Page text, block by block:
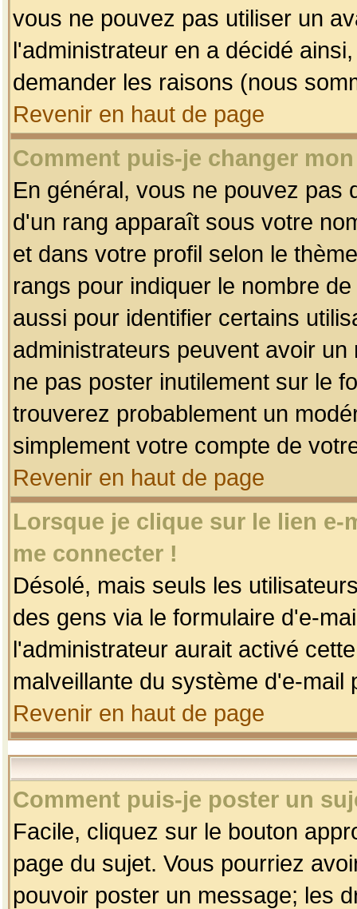
vous ne pouvez pas utiliser un
l'administrateur en a décidé
demander les raisons (nous
Revenir en haut de page
Comment puis-je changer
En général, vous ne pouvez pas
d'un rang apparaît sous votre
et dans votre profil selon le
rangs pour indiquer le nombre
aussi pour identifier certains
administrateurs peuvent avoir
ne pas poster inutilement sur le
trouverez probablement un
simplement votre compte de
Revenir en haut de page
Lorsque je clique sur le lien
me connecter !
Désolé, mais seuls les
des gens via le formulaire d'e-
l'administrateur aurait activé
malveillante du système d'e-
Revenir en haut de page
Comment puis-je poster un
Facile, cliquez sur le bouton
page du sujet. Vous pourriez
pouvoir poster un message; les